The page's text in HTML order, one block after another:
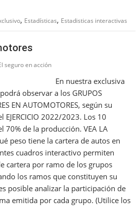
, Estadísticas, Estadisticas interactivas
seguro en acción
En nuestra exclusiva
observar a los GRUPOS
EN AUTOMOTORES, según su
2022/2023. Los 10
70% de la producción. VEA LA
peso tiene la cartera de autos en
cuadros interactivo permiten
cartera por ramo de los grupos
los ramos que constituyen su
posible analizar la participación de
emitida por cada grupo. (Utilice los